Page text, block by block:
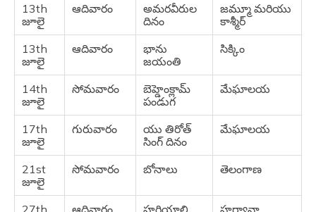
13th
జూలై
ఆదివారం
అమరవీరుల
దినం
జమ్మూ మరియు
కాశ్మీర్
13th
జూలై
ఆదివారం
భాను
జయంతి
సిక్కిం
14th
జూలై
సోమవారం
బెహ్డెంక్లామ్
పండుగ
మేఘాలయ
17th
జూలై
గురువారం
యు తిరోత్
సింగ్ దినం
మేఘాలయ
21st
జూలై
సోమవారం బోనాలు తెలంగాణ
27th ఆదివారం హరియాలి హర్యానా